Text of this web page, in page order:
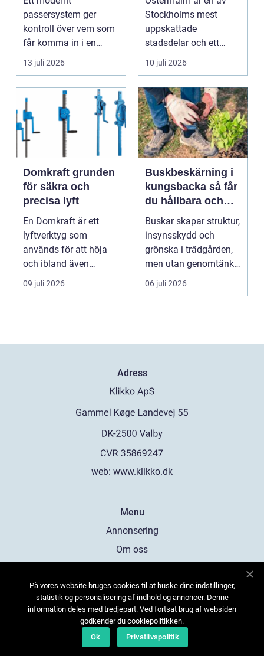
passersystem ger
kontroll över vem som
får komma in i en
byggnad, när de får
komma in oc...
13 juli 2026
en av Stockholms
mest attraktiva
stadsdelar
Stockholms mest
uppskattade
stadsdelar och ett
självklart val f&ou...
10 juli 2026
Domkraft grunden
för säkra och
precisa lyft
En Domkraft är ett
lyftverktyg som
används för att höja
och ibland även
positionera tunga
objekt, so...
09 juli 2026
Buskbeskärning i
kungsbacka så får
du hållbara och
vackra buskar året
runt
Buskar skapar struktur,
insynsskydd och
grönska i trädgården,
men utan genomtänkt
beskärning blir de...
06 juli 2026
Adress
web: www.klikko.dk
Menu
Annonsering
Om oss
Kontakta oss
Sitemap
På vores website bruges cookies til at huske dine indstillinger,
statistik og personalisering af indhold og annoncer. Denne
information deles med tredjepart. Ved fortsat brug af websiden
godkender du cookiepolitikken.
Ok
Privatlivspolitik